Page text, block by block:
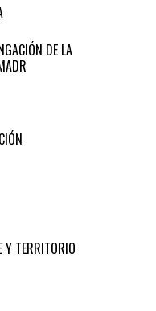
DE LA
Y TERRITORIO